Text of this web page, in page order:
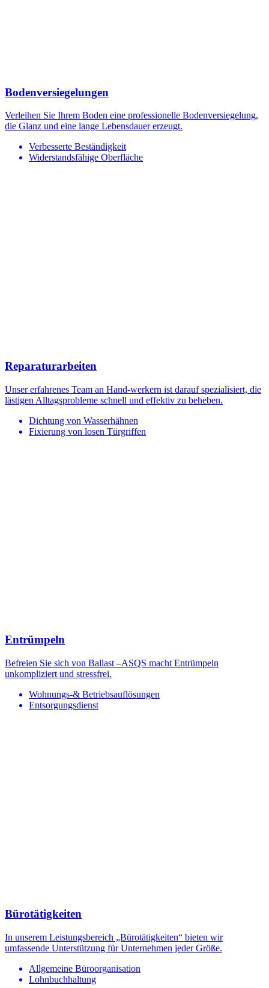
Bodenversiegelungen
Verleihen Sie Ihrem Boden eine professionelle Bodenversiegelung,
die Glanz und eine lange Lebensdauer erzeugt.
Verbesserte Beständigkeit
Widerstandsfähige Oberfläche
Reparaturarbeiten
Unser erfahrenes Team an Hand-werkern ist darauf spezialisiert, die
lästigen Alltagsprobleme schnell und effektiv zu beheben.
Dichtung von Wasserhähnen
Fixierung von losen Türgriffen
Entrümpeln
Befreien Sie sich von Ballast –ASQS macht Entrümpeln
unkompliziert und stressfrei.
Wohnungs-& Betriebsauflösungen
Entsorgungsdienst
Bürotätigkeiten
In unserem Leistungsbereich „Bürotätigkeiten“ bieten wir
umfassende Unterstützung für Unternehmen jeder Größe.
Allgemeine Büroorganisation
Lohnbuchhaltung